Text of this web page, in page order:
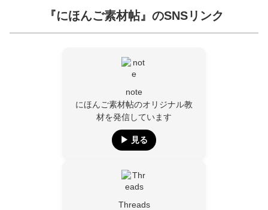
『にほんご素材帖』のSNSリンク
note
にほんご素材帖のオリジナル教
材を発信しています
▶︎ 見る
Threads